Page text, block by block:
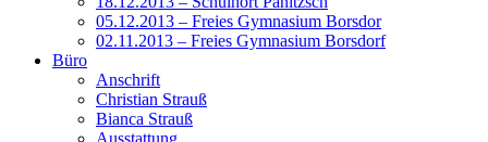
05.12.2013 – Freies Gymnasium Borsdor
02.11.2013 – Freies Gymnasium Borsdorf
Büro
Anschrift
Christian Strauß
Bianca Strauß
Ausstattung